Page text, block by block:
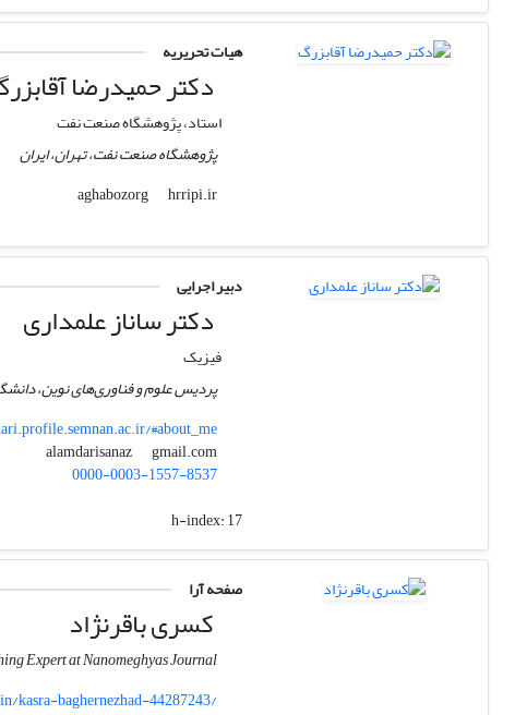
هیات تحریریه
دکتر حمیدرضا
استاد، پژوهشگاه صنعت نفت
پژوهشگاه صنعت نفت، تهران، ایران
aghabozorg
hrripi.ir
دبیر اجرایی
دکتر ساناز علمداری
فیزیک
پردیس علوم و فناوری‌های نوین،
#about_me
alamdarisanaz
gmail.com
0000-0003-1557-8537
h-index:17
صفحه آرا
کسری باقرنژاد
Expert at Nanomeghyas Journal
kasra-baghernezhad-44287243/